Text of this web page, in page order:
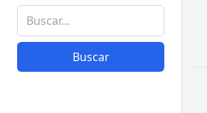
Buscar